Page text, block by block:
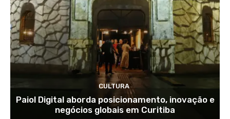
CULTURA
Paiol Digital aborda posicionamento, inovação e
negócios globais em Curitiba